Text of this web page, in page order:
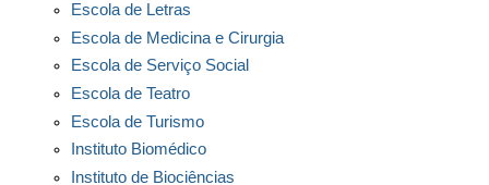
Escola de Biblioteconomia
Escola de Informática Aplicada
Escola de Ciência Política
Escola de Educação
Escola de Enfermagem
Escola de Letras